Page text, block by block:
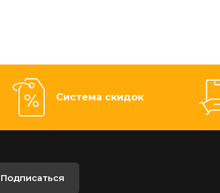
Система скидок
Подписаться